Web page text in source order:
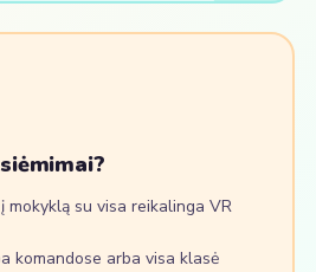
mokyklą su visa reikalinga VR
komandose arba visa klasė